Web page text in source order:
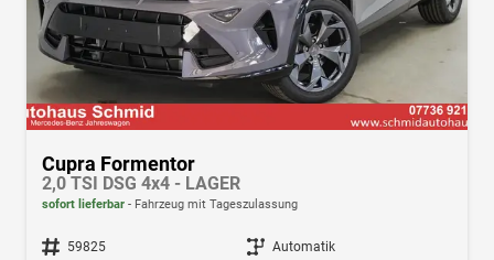
Cupra Formentor
2,0 TSI DSG 4x4 - LAGER
sofort lieferbar Fahrzeug mit Tageszulassung
Fahrzeugnr. 59825 Getriebe Automatik